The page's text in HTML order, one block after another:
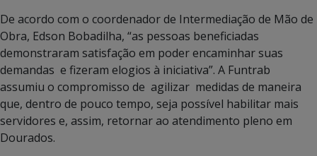
De acordo com o coordenador de Intermediação de Mão de
Obra, Edson Bobadilha, “as pessoas beneficiadas
demonstraram satisfação em poder encaminhar suas
demandas e fizeram elogios à iniciativa”. A Funtrab
assumiu o compromisso de agilizar medidas de maneira
que, dentro de pouco tempo, seja possível habilitar mais
servidores e, assim, retornar ao atendimento pleno em
Dourados.